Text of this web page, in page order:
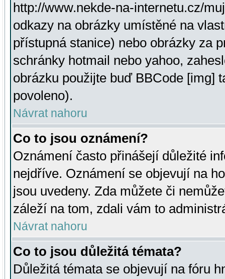
http://www.nekde-na-internetu.cz/
odkazy na obrázky umístěné na
přístupná stanice) nebo obrázky za
schránky hotmail nebo yahoo,
obrázku použijte buď BBCode [img]
povoleno).
Návrat nahoru
Co to jsou oznámení?
Oznámení často přinášejí důležité
nejdříve. Oznámení se objevují na
jsou uvedeny. Zda můžete či
záleží na tom, zdali vám to
Návrat nahoru
Co to jsou důležitá témata?
Důležitá témata se objevují na fóru